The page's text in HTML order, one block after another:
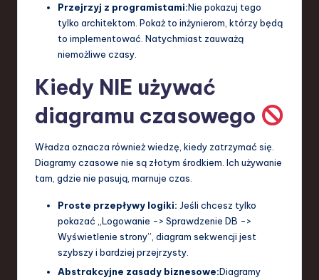
Przejrzyj z programistami:Nie pokazuj tego
tylko architektom. Pokaż to inżynierom, którzy będą
to implementować. Natychmiast zauważą
niemożliwe czasy.
Kiedy NIE używać
diagramu czasowego
Władza oznacza również wiedzę, kiedy zatrzymać się.
Diagramy czasowe nie są złotym środkiem. Ich używanie
tam, gdzie nie pasują, marnuje czas.
Proste przepływy logiki: Jeśli chcesz tylko
pokazać „Logowanie -> Sprawdzenie DB ->
Wyświetlenie strony”, diagram sekwencji jest
szybszy i bardziej przejrzysty.
Abstrakcyjne zasady biznesowe:Diagramy